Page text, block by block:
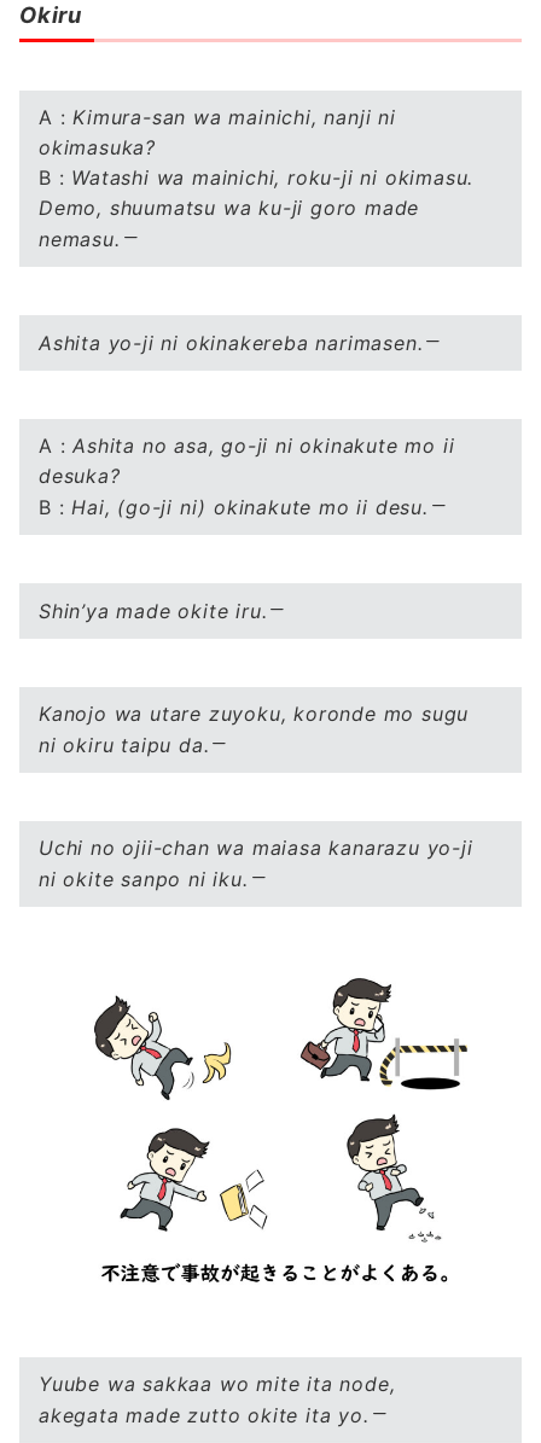
Okiru
A :Kimura-san wa mainichi, nanji ni
okimasuka?
B : Watashi wa mainichi, roku-ji ni okimasu.
Demo, shuumatsu wa ku-ji goro made
nemasu.
Ashita yo-ji ni okinakereba narimasen.
A :Ashita no asa, go-ji ni okinakute mo ii
desuka?
B :Hai, (go-ji ni) okinakute mo ii desu.
Shin’ya made okite iru.
Kanojo wa utare zuyoku, koronde mo sugu
ni okiru taipu da.
Uchi no ojii-chan wa maiasa kanarazu yo-ji
ni okite sanpo ni iku.
Yuube wa sakkaa wo mite ita node,
akegata made zutto okite ita yo.